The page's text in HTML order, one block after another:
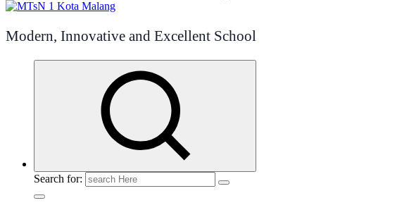
Modern, Innovative and Excellent School
Search for: